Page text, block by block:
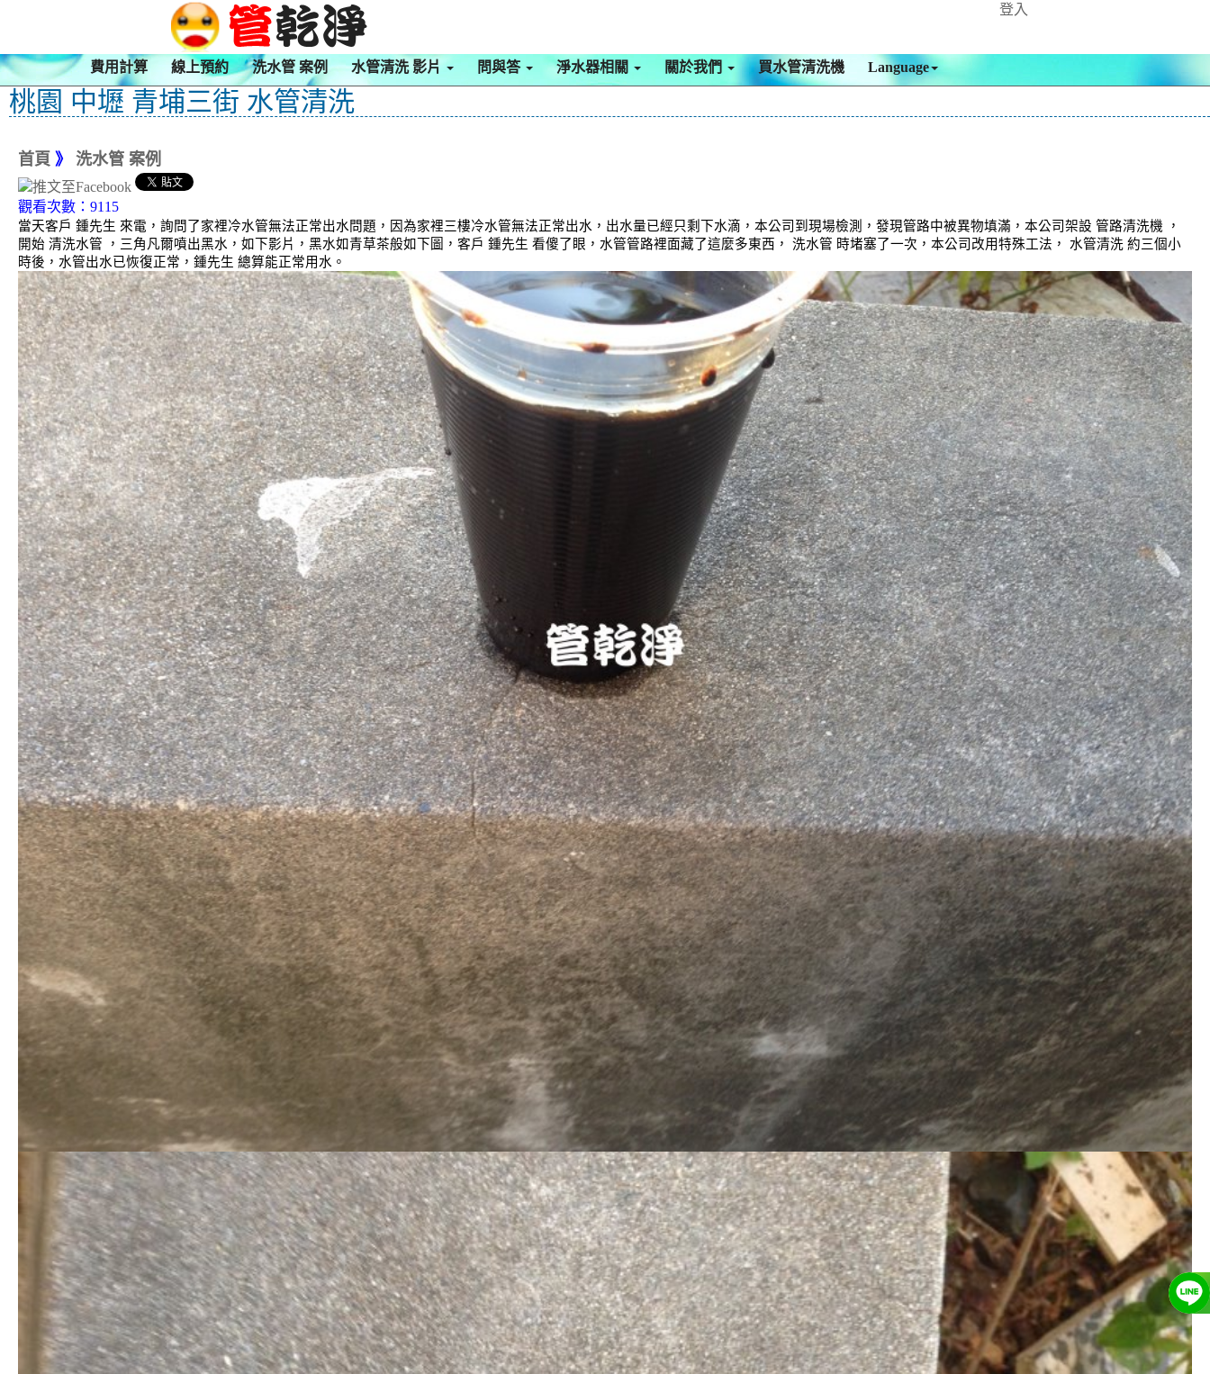
登入
費用計算 線上預約 洗水管 案例 水管清洗 影片 問與答 淨水器相關 關於我們 買水管清洗機 Language
桃園 中壢 青埔三街 水管清洗
首頁 》 洗水管 案例
觀看次數：9115
當天客戶 鍾先生 來電，詢問了家裡冷水管無法正常出水問題，因為家裡三樓冷水管無法正常出水，出水量已經只剩下水滴，本公司到現場檢測，發現管路中被異物填滿，本公司架設 管路清洗機 ，
開始 清洗水管 ，三角凡爾噴出黑水，如下影片，黑水如青草茶般如下圖，客戶 鍾先生 看傻了眼，水管管路裡面藏了這麼多東西， 洗水管 時堵塞了一次，本公司改用特殊工法， 水管清洗 約三個小
時後，水管出水已恢復正常，鍾先生 總算能正常用水。